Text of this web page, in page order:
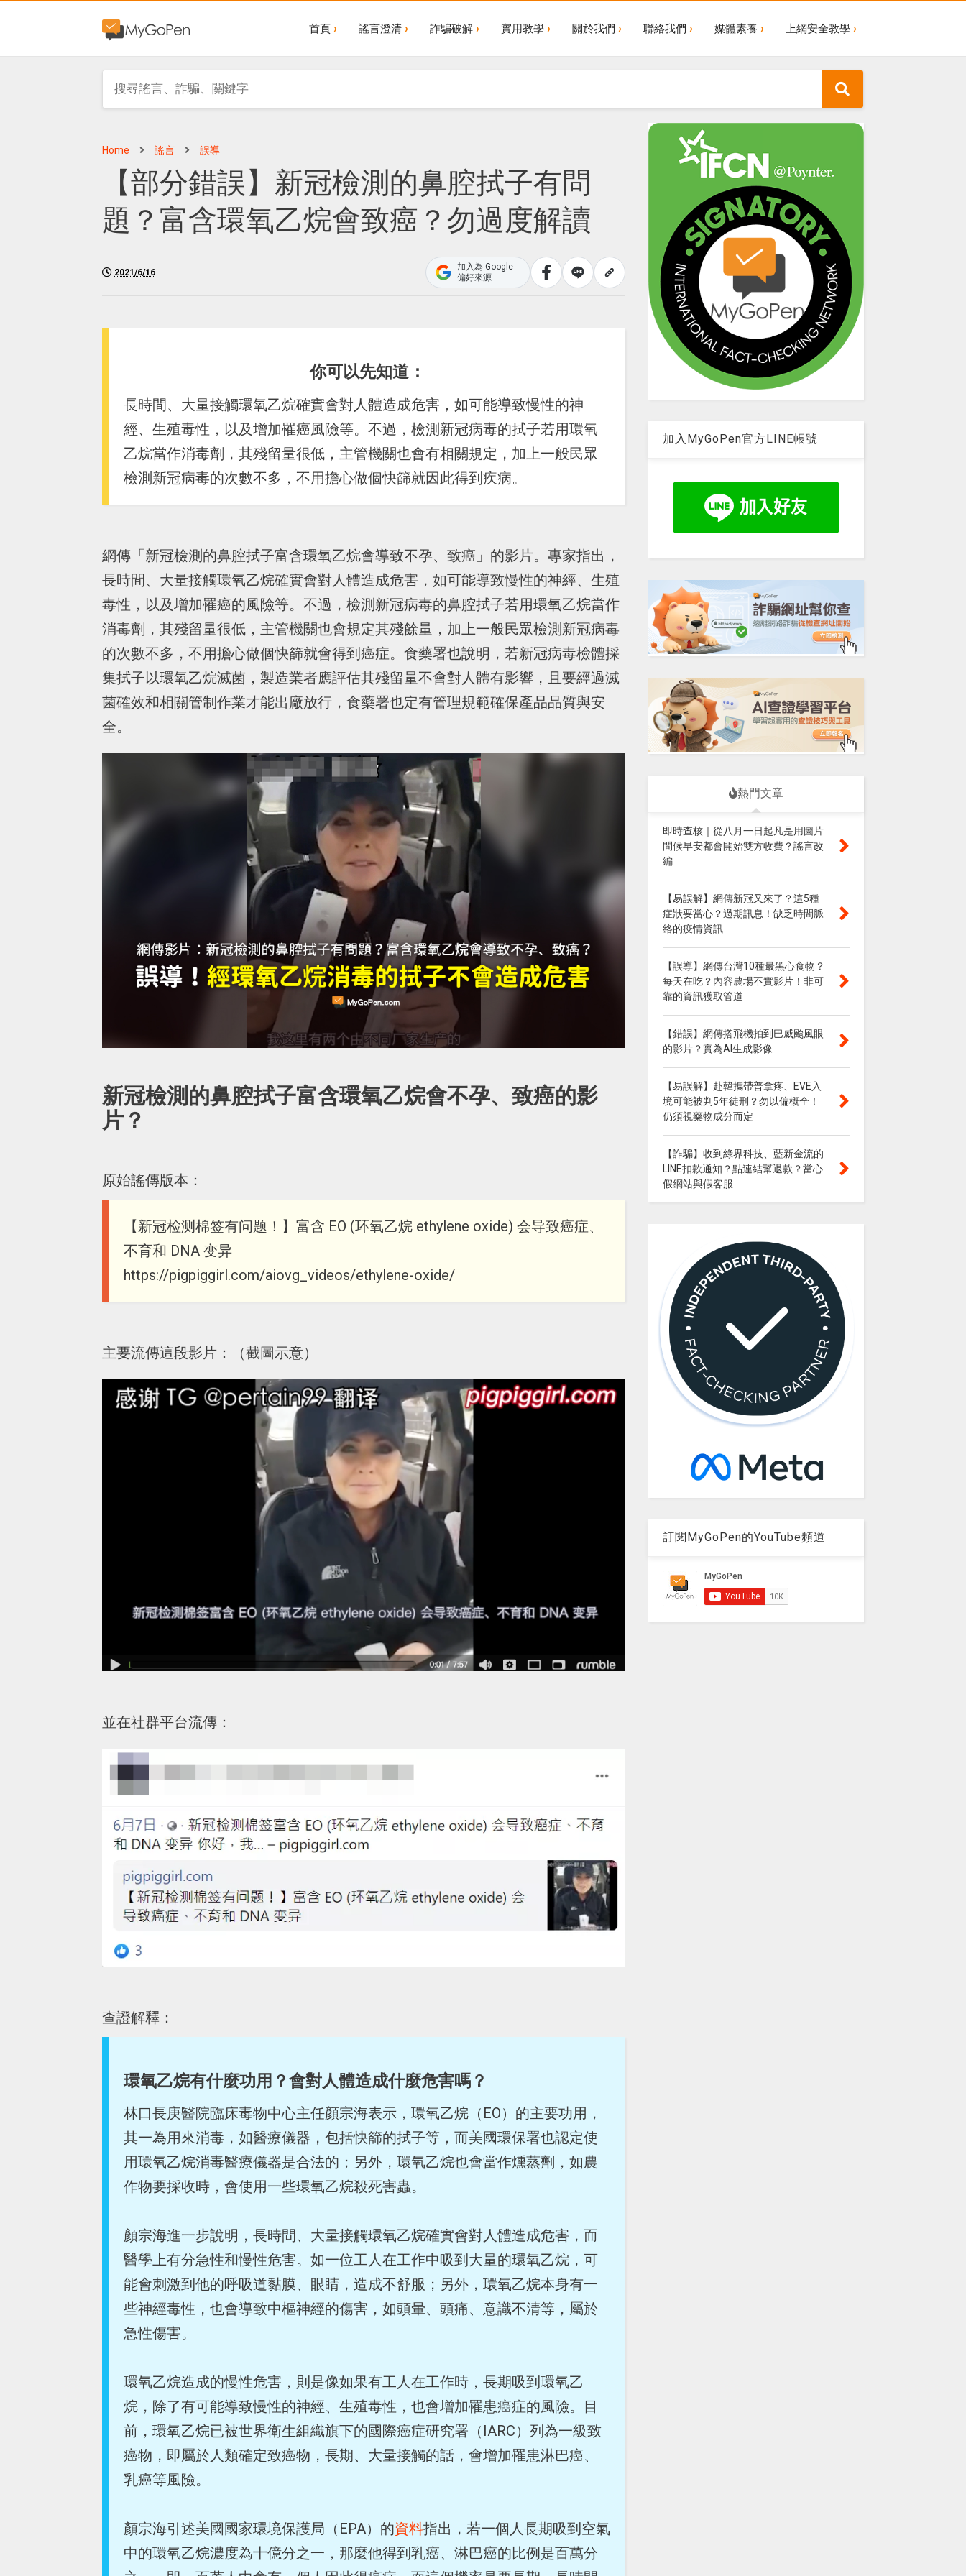
首頁 謠言澄清 詐騙破解 實用教學 關於我們 聯絡我們 媒體素養 上網安全教學
Home 謠言 誤導
【部分錯誤】新冠檢測的鼻腔拭子有問
題？富含環氧乙烷會致癌？勿過度解讀
2021/6/16
加入為 Google
偏好來源
你可以先知道：
長時間、大量接觸環氧乙烷確實會對人體造成危害，如可能導致慢性的神
經、生殖毒性，以及增加罹癌風險等。不過，檢測新冠病毒的拭子若用環氧
乙烷當作消毒劑，其殘留量很低，主管機關也會有相關規定，加上一般民眾
檢測新冠病毒的次數不多，不用擔心做個快篩就因此得到疾病。
網傳「新冠檢測的鼻腔拭子富含環氧乙烷會導致不孕、致癌」的影片。專家指出，
長時間、大量接觸環氧乙烷確實會對人體造成危害，如可能導致慢性的神經、生殖
毒性，以及增加罹癌的風險等。不過，檢測新冠病毒的鼻腔拭子若用環氧乙烷當作
消毒劑，其殘留量很低，主管機關也會規定其殘餘量，加上一般民眾檢測新冠病毒
的次數不多，不用擔心做個快篩就會得到癌症。食藥署也說明，若新冠病毒檢體採
集拭子以環氧乙烷滅菌，製造業者應評估其殘留量不會對人體有影響，且要經過滅
菌確效和相關管制作業才能出廠放行，食藥署也定有管理規範確保產品品質與安
全。
新冠檢測的鼻腔拭子富含環氧乙烷會不孕、致癌的影
片？
原始謠傳版本：
【新冠检测棉签有问题！】富含 EO (环氧乙烷 ethylene oxide) 会导致癌症、
不育和 DNA 变异
https://pigpiggirl.com/aiovg_videos/ethylene-oxide/
主要流傳這段影片：（截圖示意）
並在社群平台流傳：
查證解釋：
環氧乙烷有什麼功用？會對人體造成什麼危害嗎？
林口長庚醫院臨床毒物中心主任顏宗海表示，環氧乙烷（EO）的主要功用，
其一為用來消毒，如醫療儀器，包括快篩的拭子等，而美國環保署也認定使
用環氧乙烷消毒醫療儀器是合法的；另外，環氧乙烷也會當作燻蒸劑，如農
作物要採收時，會使用一些環氧乙烷殺死害蟲。
顏宗海進一步說明，長時間、大量接觸環氧乙烷確實會對人體造成危害，而
醫學上有分急性和慢性危害。如一位工人在工作中吸到大量的環氧乙烷，可
能會刺激到他的呼吸道黏膜、眼睛，造成不舒服；另外，環氧乙烷本身有一
些神經毒性，也會導致中樞神經的傷害，如頭暈、頭痛、意識不清等，屬於
急性傷害。
環氧乙烷造成的慢性危害，則是像如果有工人在工作時，長期吸到環氧乙
烷，除了有可能導致慢性的神經、生殖毒性，也會增加罹患癌症的風險。目
前，環氧乙烷已被世界衛生組織旗下的國際癌症研究署（IARC）列為一級致
癌物，即屬於人類確定致癌物，長期、大量接觸的話，會增加罹患淋巴癌、
乳癌等風險。
顏宗海引述美國國家環境保護局（EPA）的資料指出，若一個人長期吸到空氣
中的環氧乙烷濃度為十億分之一，那麼他得到乳癌、淋巴癌的比例是百萬分
加入MyGoPen官方LINE帳號
熱門文章
即時查核｜從八月一日起凡是用圖片
問候早安都會開始雙方收費？謠言改
編
【易誤解】網傳新冠又來了？這5種
症狀要當心？過期訊息！缺乏時間脈
絡的疫情資訊
【誤導】網傳台灣10種最黑心食物？
每天在吃？內容農場不實影片！非可
靠的資訊獲取管道
【錯誤】網傳搭飛機拍到巴威颱風眼
的影片？實為AI生成影像
【易誤解】赴韓攜帶普拿疼、EVE入
境可能被判5年徒刑？勿以偏概全！
仍須視藥物成分而定
【詐騙】收到綠界科技、藍新金流的
LINE扣款通知？點連結幫退款？當心
假網站與假客服
訂閱MyGoPen的YouTube頻道